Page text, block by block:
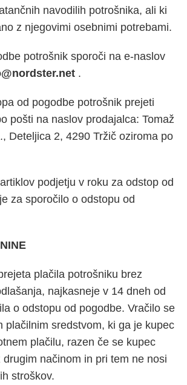
navodilih potrošnika, ali ki
z njegovimi osebnimi potrebami.
potrošnik sporoči na e-naslov
.
od pogodbe potrošnik prejeti
pošti na naslov prodajalca: Tomaž
Deteljica 2, 4290 Tržič oziroma po
podjetju v roku za odstop od
za sporočilo o odstopu od
plačila potrošniku brez
najkasneje v 14 dneh od
o odstopu od pogodbe. Vračilo se
plačilnim sredstvom, ki ga je kupec
plačilu, razen če se kupec
drugim načinom in pri tem ne nosi
stroškov.